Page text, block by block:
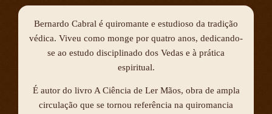
Bernardo Cabral é quiromante e estudioso da tradição
védica. Viveu como monge por quatro anos, dedicando-
se ao estudo disciplinado dos Vedas e à prática
espiritual.
É autor do livro A Ciência de Ler Mãos, obra de ampla
circulação que se tornou referência na quiromancia